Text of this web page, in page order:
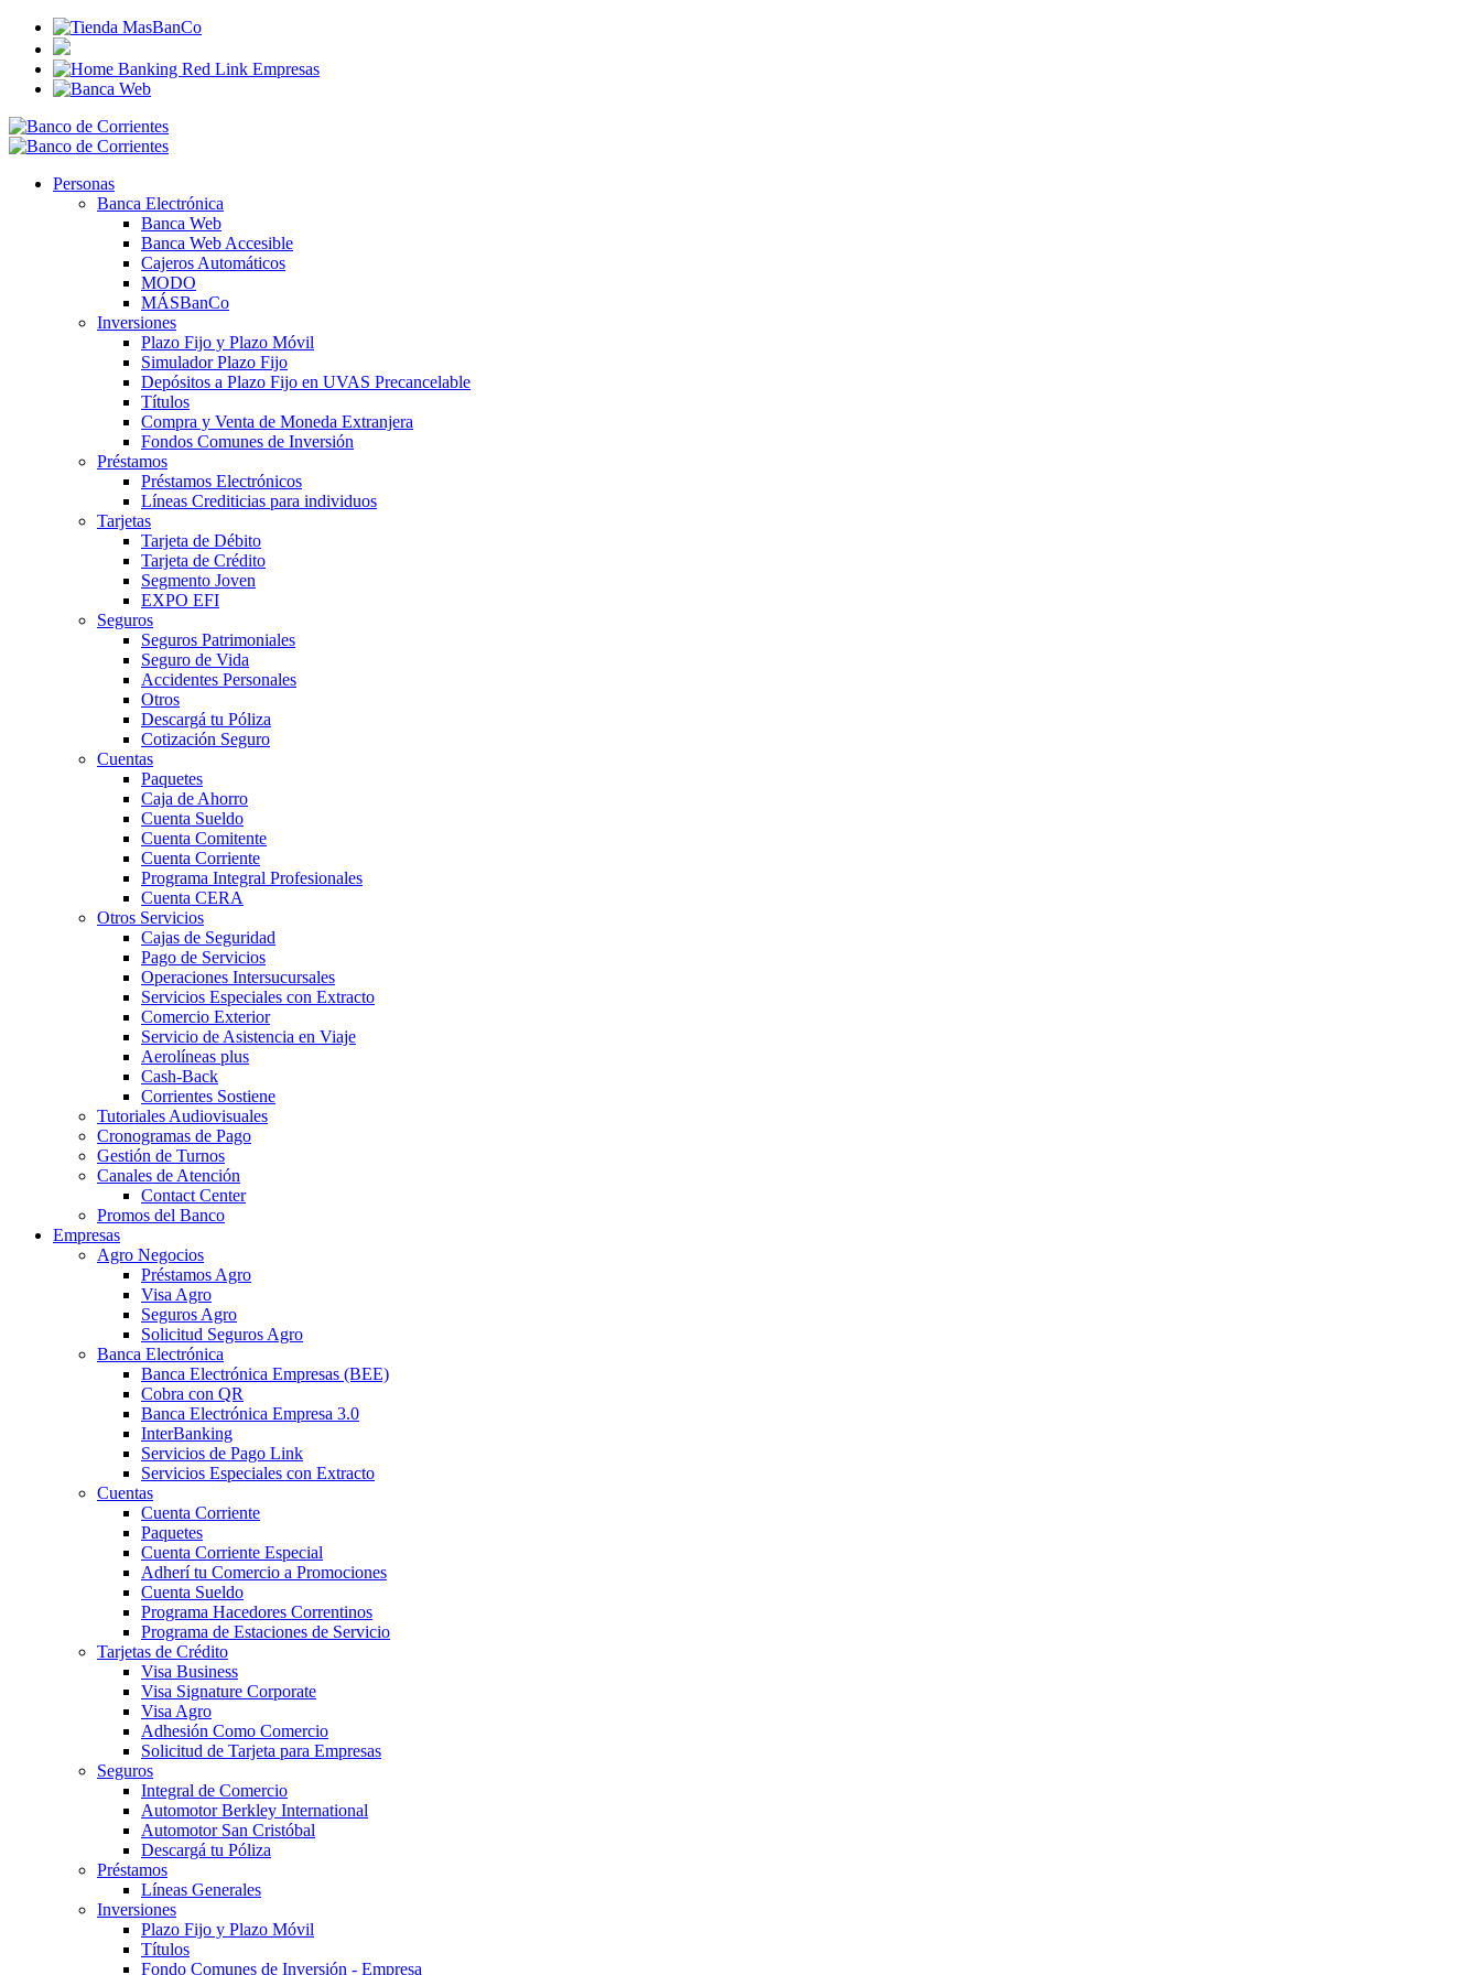
Personas
Banca Electrónica
Banca Web
Banca Web Accesible
Cajeros Automáticos
MODO
MÁSBanCo
Inversiones
Plazo Fijo y Plazo Móvil
Simulador Plazo Fijo
Depósitos a Plazo Fijo en UVAS Precancelable
Títulos
Compra y Venta de Moneda Extranjera
Fondos Comunes de Inversión
Préstamos
Préstamos Electrónicos
Líneas Crediticias para individuos
Tarjetas
Tarjeta de Débito
Tarjeta de Crédito
Segmento Joven
EXPO EFI
Seguros
Seguros Patrimoniales
Seguro de Vida
Accidentes Personales
Otros
Descargá tu Póliza
Cotización Seguro
Cuentas
Paquetes
Caja de Ahorro
Cuenta Sueldo
Cuenta Comitente
Cuenta Corriente
Programa Integral Profesionales
Cuenta CERA
Otros Servicios
Cajas de Seguridad
Pago de Servicios
Operaciones Intersucursales
Servicios Especiales con Extracto
Comercio Exterior
Servicio de Asistencia en Viaje
Aerolíneas plus
Cash-Back
Corrientes Sostiene
Tutoriales Audiovisuales
Cronogramas de Pago
Gestión de Turnos
Canales de Atención
Contact Center
Promos del Banco
Empresas
Agro Negocios
Préstamos Agro
Visa Agro
Seguros Agro
Solicitud Seguros Agro
Banca Electrónica
Banca Electrónica Empresas (BEE)
Cobra con QR
Banca Electrónica Empresa 3.0
InterBanking
Servicios de Pago Link
Servicios Especiales con Extracto
Cuentas
Cuenta Corriente
Paquetes
Cuenta Corriente Especial
Adherí tu Comercio a Promociones
Cuenta Sueldo
Programa Hacedores Correntinos
Programa de Estaciones de Servicio
Tarjetas de Crédito
Visa Business
Visa Signature Corporate
Visa Agro
Adhesión Como Comercio
Solicitud de Tarjeta para Empresas
Seguros
Integral de Comercio
Automotor Berkley International
Automotor San Cristóbal
Descargá tu Póliza
Préstamos
Líneas Generales
Inversiones
Plazo Fijo y Plazo Móvil
Títulos
Fondo Comunes de Inversión - Empresa